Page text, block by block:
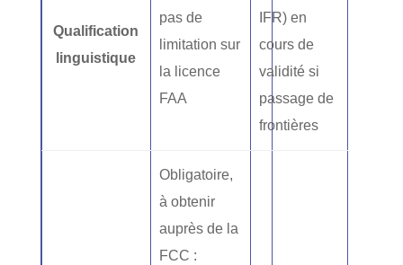
Qualification
linguistique
pas de
limitation sur
la licence
FAA
IFR) en
cours de
validité si
passage de
frontières
Obligatoire,
à obtenir
auprès de la
FCC :